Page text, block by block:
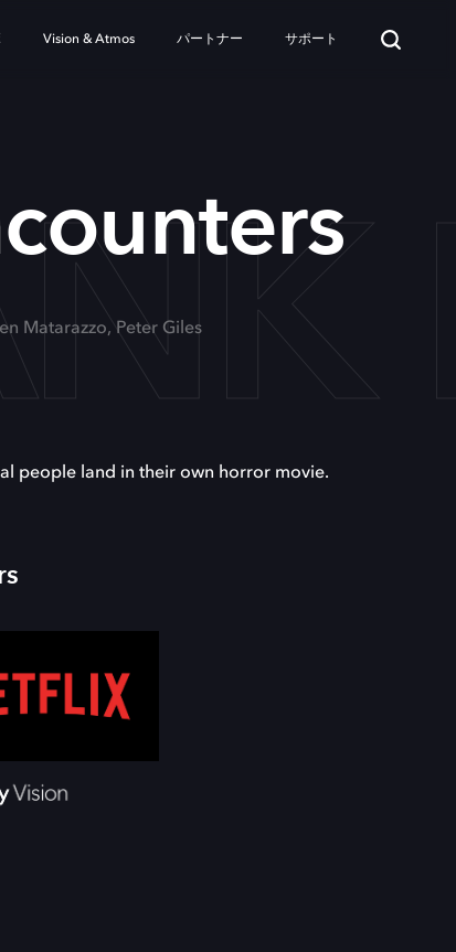
Vision & Atmos パートナー サポート
Matarazzo, Peter Giles
people land in their own horror movie.